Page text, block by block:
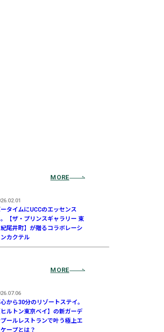
MORE
タイムにUCCのエッセンス
【ザ・プリンスギャラリー 東
尾井町】が贈るコラボレーシ
ンカクテル
MORE
から30分のリゾートステイ。
ヒルトン東京ベイ】の新ガーデ
プールレストランで叶う極上エ
ープとは？